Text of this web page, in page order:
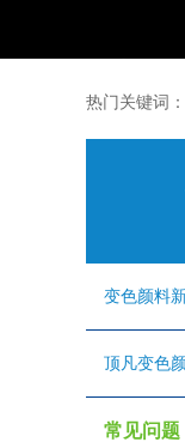
热门关键词：
变色颜料
顶凡变色
常见问题